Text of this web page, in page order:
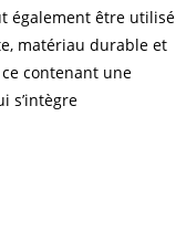
également être utilisé
matériau durable et
contenant une
s’intègre